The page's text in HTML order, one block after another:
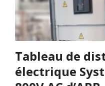
Tableau de
électrique